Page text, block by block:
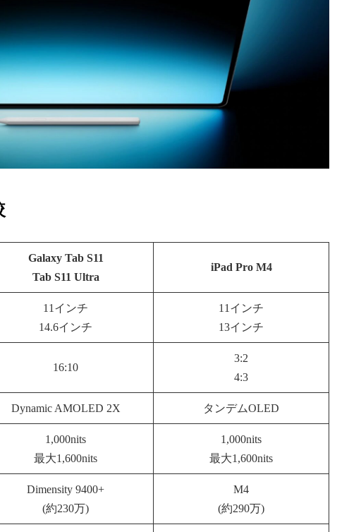
Galaxy Tab S11
Tab S11 Ultra
iPad Pro M4
11インチ
14.6インチ
11インチ
13インチ
16:10
3:2
4:3
Dynamic AMOLED 2X タンデムOLED
1,000nits
最大1,600nits
1,000nits
最大1,600nits
Dimensity 9400+
(約230万)
M4
(約290万)